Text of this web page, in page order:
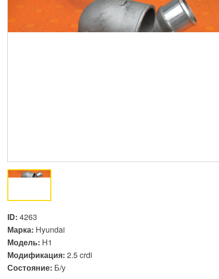
ID: 4263
Марка: Hyundai
Модель: H1
Модификация: 2.5 crdi
Состояние: Б/у